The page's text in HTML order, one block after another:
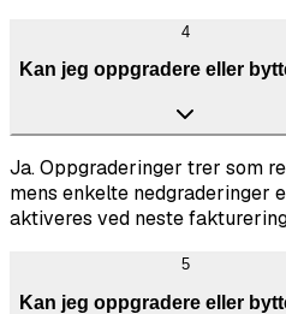
4
Kan jeg oppgradere eller
Ja. Oppgraderinger trer som
mens enkelte nedgraderinger
aktiveres ved neste
5
Kan jeg oppgradere eller